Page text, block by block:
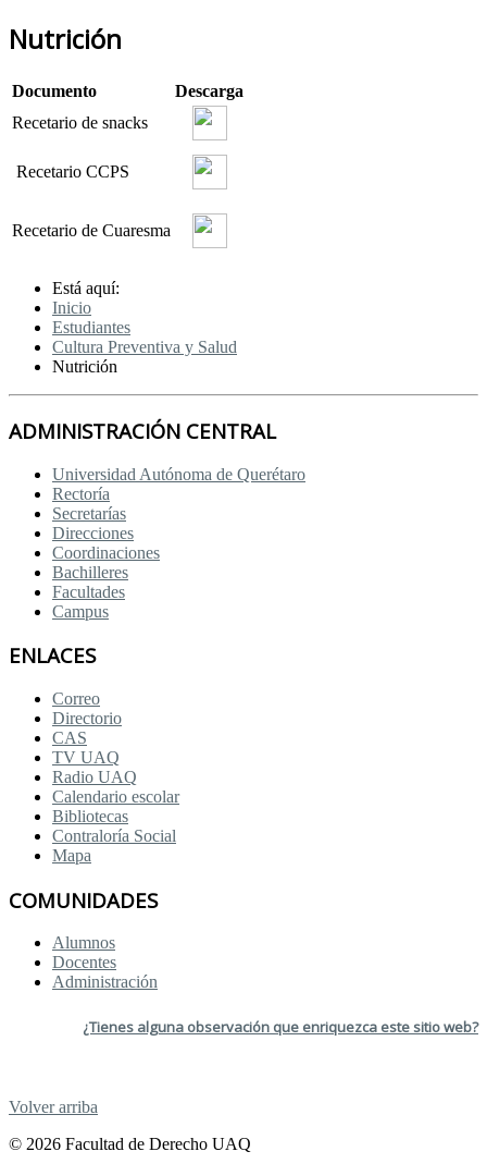
Nutrición
Documento
Descarga
Recetario de snacks
Recetario CCPS
Recetario de Cuaresma
Está aquí:
Inicio
Estudiantes
Cultura Preventiva y Salud
Nutrición
ADMINISTRACIÓN CENTRAL
Universidad Autónoma de Querétaro
Rectoría
Secretarías
Direcciones
Coordinaciones
Bachilleres
Facultades
Campus
ENLACES
Correo
Directorio
CAS
TV UAQ
Radio UAQ
Calendario escolar
Bibliotecas
Contraloría Social
Mapa
COMUNIDADES
Alumnos
Docentes
Administración
¿Tienes alguna observación que enriquezca este sitio web?
Volver arriba
© 2026 Facultad de Derecho UAQ